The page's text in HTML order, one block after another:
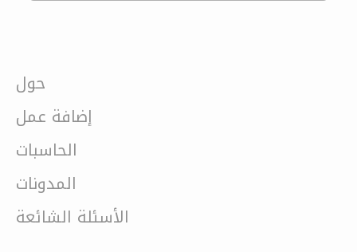
حول
إضافة عمل
الحاسبات
المدونات
الأسئلة الشائعة